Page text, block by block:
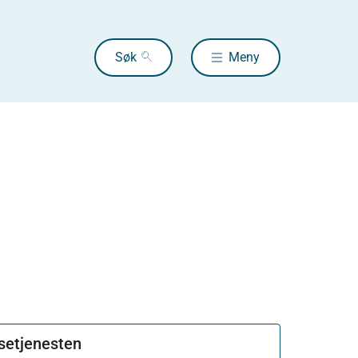
Søk Meny